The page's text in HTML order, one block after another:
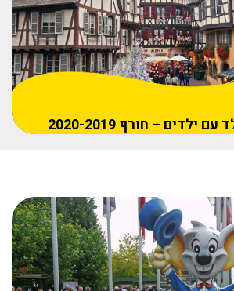
ילדים – חורף 2020-2019